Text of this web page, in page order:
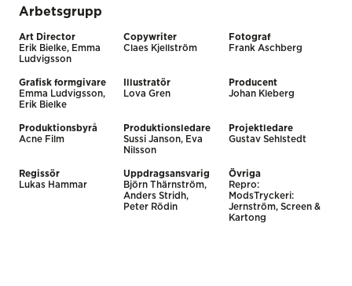
Arbetsgrupp
Art Director
Erik Bielke, Emma
Ludvigsson
Copywriter
Claes Kjellström
Fotograf
Frank Aschberg
Grafisk formgivare
Emma Ludvigsson,
Erik Bielke
Illustratör
Lova Gren
Producent
Johan Kleberg
Produktionsbyrå
Acne Film
Produktionsledare
Sussi Janson, Eva
Nilsson
Projektledare
Gustav Sehlstedt
Regissör
Lukas Hammar
Uppdragsansvarig
Björn Thärnström,
Anders Stridh,
Peter Rödin
Övriga
Repro:
ModsTryckeri:
Jernström, Screen &
Kartong